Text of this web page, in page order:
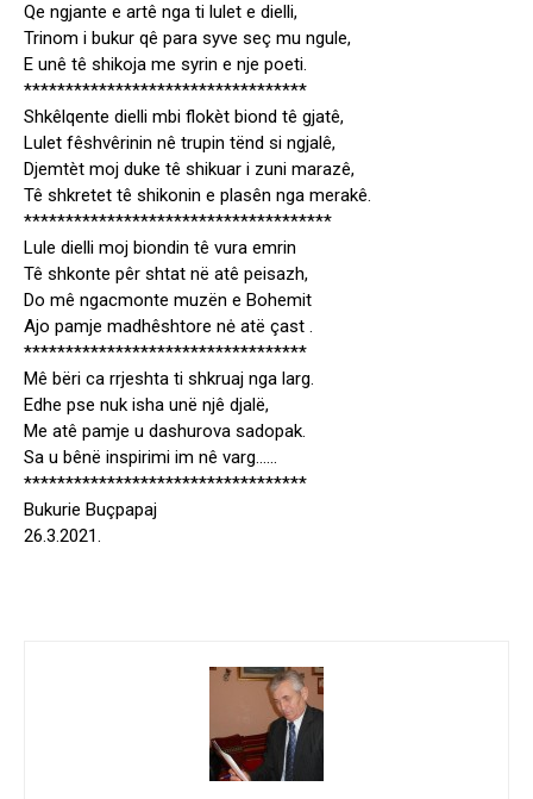
Qe ngjante e artê nga ti lulet e dielli,
Trinom i bukur qê para syve seç mu ngule,
E unê tê shikoja me syrin e nje poeti.
**********************************
Shkêlqente dielli mbi flokèt biond tê gjatê,
Lulet fêshvêrinin nê trupin tënd si ngjalê,
Djemtèt moj duke tê shikuar i zuni marazê,
Tê shkretet tê shikonin e plasên nga merakê.
*************************************
Lule dielli moj biondin tê vura emrin
Tê shkonte pêr shtat në atê peisazh,
Do mê ngacmonte muzën e Bohemit
Ajo pamje madhêshtore nė atë çast .
**********************************
Mê bëri ca rrjeshta ti shkruaj nga larg.
Edhe pse nuk isha unë njê djalë,
Me atê pamje u dashurova sadopak.
Sa u bênë inspirimi im nê varg……
**********************************
Bukurie Buçpapaj
26.3.2021.